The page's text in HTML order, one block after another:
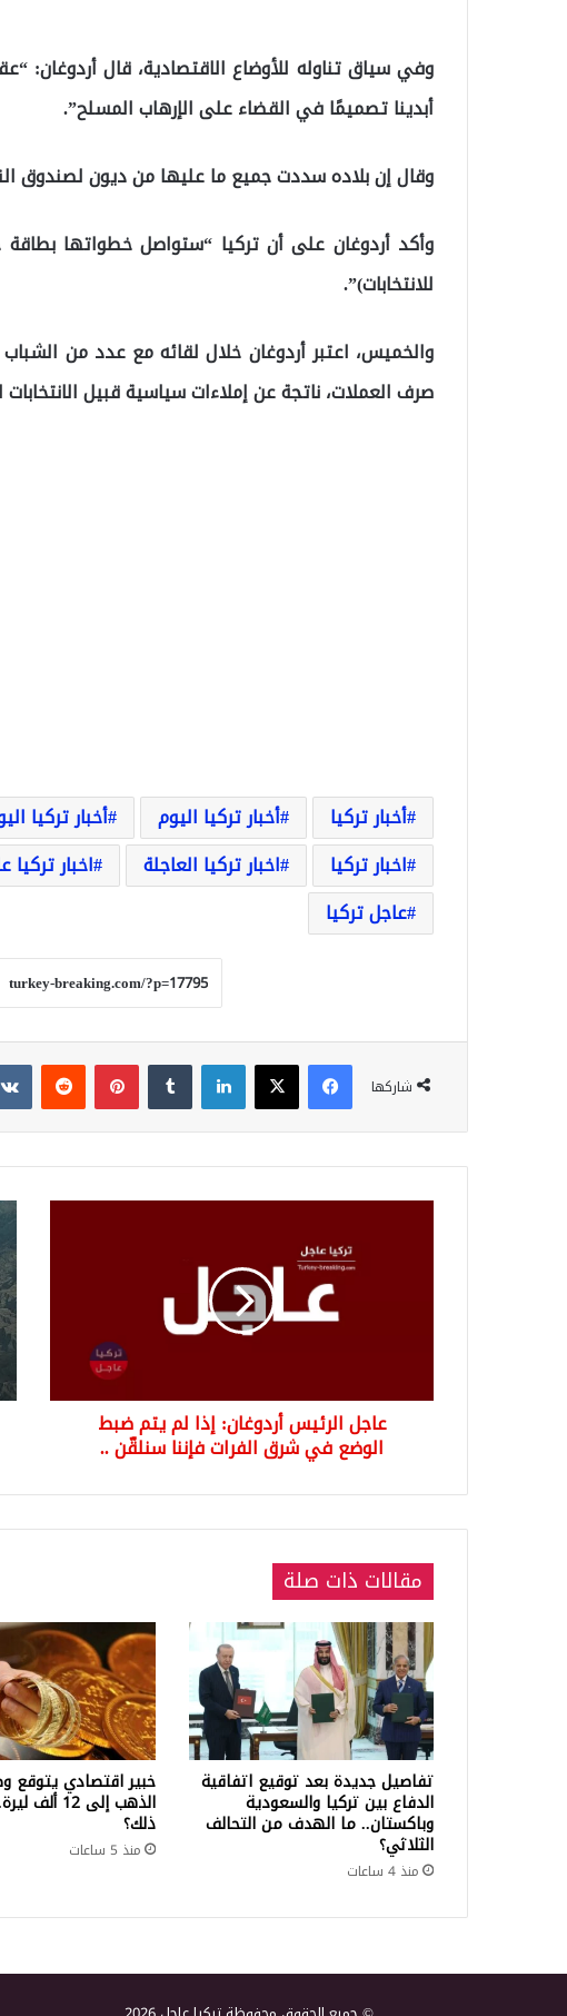
وفي سياق تناوله للأوضاع الاقتصادية، قال أردوغان:
أبدينا تصميمًا في القضاء على الإرهاب المسلح”.
وقال إن بلاده سددت جميع ما عليها من ديون لصندوق
وأكد أردوغان على أن تركيا “ستواصل خطواتها بطاقة
للانتخابات)”.
والخميس، اعتبر أردوغان خلال لقائه مع عدد من
صرف العملات، ناتجة عن إملاءات سياسية قبيل
أخبار تركيا أخبار تركيا اليوم أخبار تركيا
اخبار تركيا
اخبار تركيا العاجلة اخبار تركيا
عاجل تركيا
شاركها
فيسبوك‫X لينكدإن بينتيريست
في
سنلقّن
عاجل الرئيس أردوغان: إذا لم يتم ضبط
الوضع في شرق الفرات فإننا سنلقّن ..
مقالات ذات صلة
تفاصيل جديدة بعد توقيع اتفاقية
الدفاع بين تركيا والسعودية
وباكستان.. ما الهدف من التحالف
الثلاثي؟
منذ 4 ساعات
خبير اقتصادي يتوقع
الذهب إلى
ذلك؟
منذ 5 ساعات